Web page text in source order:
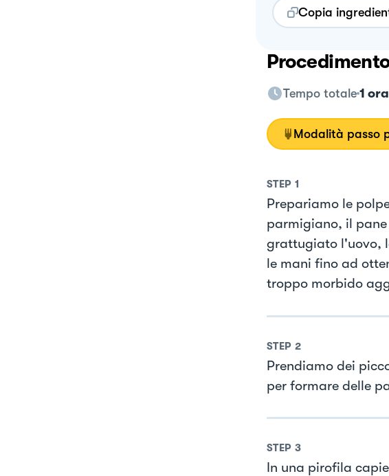
Copia
Tempo totale 1
Modalità passo
STEP 1
Prepariamo le
parmigiano, il
grattugiato l'uovo,
le mani fino ad
troppo morbido
STEP 2
Prendiamo dei
per formare delle
STEP 3
In una pirofila